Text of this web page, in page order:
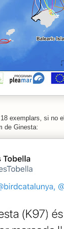
exemplars, si no
de Ginesta: